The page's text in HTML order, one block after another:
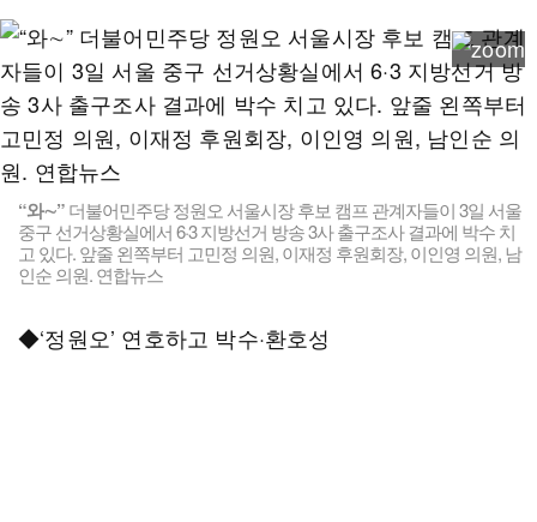
“와∼”더불어민주당 정원오 서울시장 후보 캠프 관계자들이 3일 서울
중구 선거상황실에서 6·3 지방선거 방송 3사 출구조사 결과에 박수 치
고 있다. 앞줄 왼쪽부터 고민정 의원, 이재정 후원회장, 이인영 의원, 남
인순 의원. 연합뉴스
◆‘정원오’ 연호하고 박수·환호성